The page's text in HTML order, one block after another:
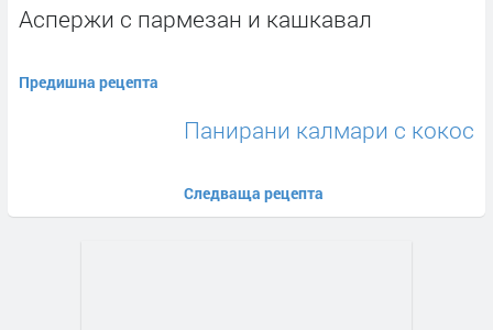
Аспержи с пармезан и кашкавал
Предишна рецепта
Панирани калмари с кокос
Следваща рецепта